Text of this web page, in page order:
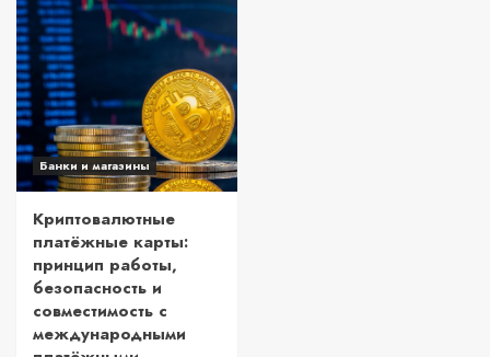
Банки и магазины
Криптовалютные
платёжные карты:
принцип работы,
безопасность и
совместимость с
международными